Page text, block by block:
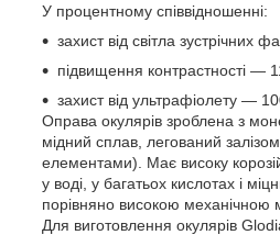
У процентному співвідношенні:
захист від світла зустрічних
підвищення контрастності —
захист від ультрафіолету —
Оправа окулярів зроблена з
мідний сплав, легований
елементами). Має високу
у воді, у багатьох кислотах і
порівняно високою механічною
Для виготовлення окулярів